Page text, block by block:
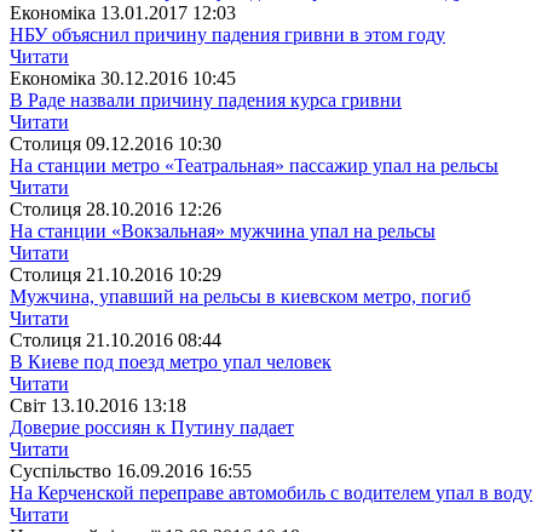
Економіка 13.01.2017 12:03
НБУ объяснил причину падения гривни в этом году
Читати
Економіка 30.12.2016 10:45
В Раде назвали причину падения курса гривни
Читати
Столиця 09.12.2016 10:30
На станции метро «Театральная» пассажир упал на рельсы
Читати
Столиця 28.10.2016 12:26
На станции «Вокзальная» мужчина упал на рельсы
Читати
Столиця 21.10.2016 10:29
Мужчина, упавший на рельсы в киевском метро, погиб
Читати
Столиця 21.10.2016 08:44
В Киеве под поезд метро упал человек
Читати
Свiт 13.10.2016 13:18
Доверие россиян к Путину падает
Читати
Суспiльство 16.09.2016 16:55
На Керченской переправе автомобиль с водителем упал в воду
Читати